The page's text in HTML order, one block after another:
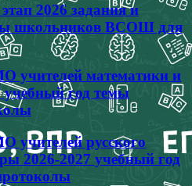
2026 задания и
школьников ВСОШ для
математики и
учебный год темы
русского
2026-2027 учебный год